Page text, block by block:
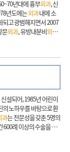
환 및 말초신경질환, 견
인 진료가 이루어지도
연구에도 많은 노력을
단일 교실로는 전세
정형외과는 국내 최고의
없는 수준으로 지금도
조직 종양, 인대 손상, 선
이 됩니다. - 외부
등록하시기 바랍니다.
분들은 가장 먼저 본관
년대에 흉부외과, 신
년도에는외과내에 소
고 광범해지면서 2007
문외과, 유방내분비외과,
명의 PA, 3명의 보건
고 활발한 진료활동을
해 동안, 외래 환자 수 14
의 중심 진료과로 자리
3학년외과학 실습을 진행
뿐 아니라 매주 담당교수
를 비롯한 다양한 집
의의 교육에도 힘쓰고
고 있다. 교수, 임상강
설되어, 1985년 어린이
의 노하우를 바탕으로 환
과는 전문성을 갖춘 5명의
600례 이상의 수술을 시
있습니다. 뇌신경
과 협력하여 임상연구